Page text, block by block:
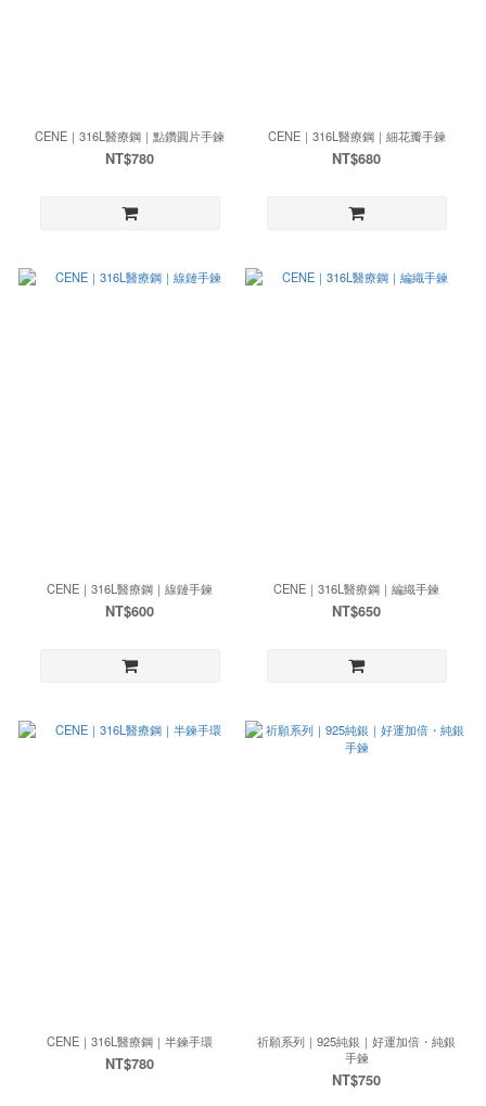
CENE｜316L醫療鋼｜點鑽圓片手鍊
NT$780
CENE｜316L醫療鋼｜細花瓣手鍊
NT$680
CENE｜316L醫療鋼｜線鏈手鍊
NT$600
CENE｜316L醫療鋼｜編織手鍊
NT$650
CENE｜316L醫療鋼｜半鍊手環
NT$780
祈願系列｜925純銀｜好運加倍・純銀
手鍊
NT$750